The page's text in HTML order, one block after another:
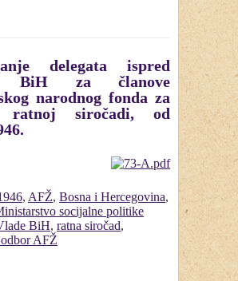
delegata ispred
BiH za članove
narodnog fonda za
ratnoj siročadi, od
, AFŽ, Bosna i Hercegovina,
socijalne politike
BiH, ratna siročad,
AFŽ